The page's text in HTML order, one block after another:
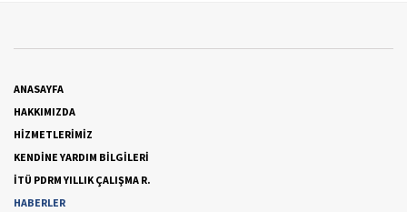
ANASAYFA
HAKKIMIZDA
HİZMETLERİMİZ
KENDİNE YARDIM BİLGİLERİ
İTÜ PDRM YILLIK ÇALIŞMA R.
HABERLER